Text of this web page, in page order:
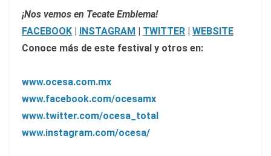
¡Nos vemos en Tecate Emblema!
FACEBOOK | INSTAGRAM | TWITTER | WEBSITE
Conoce más de este festival y otros en:
www.ocesa.com.mx
www.facebook.com/ocesamx
www.twitter.com/ocesa_total
www.instagram.com/ocesa/